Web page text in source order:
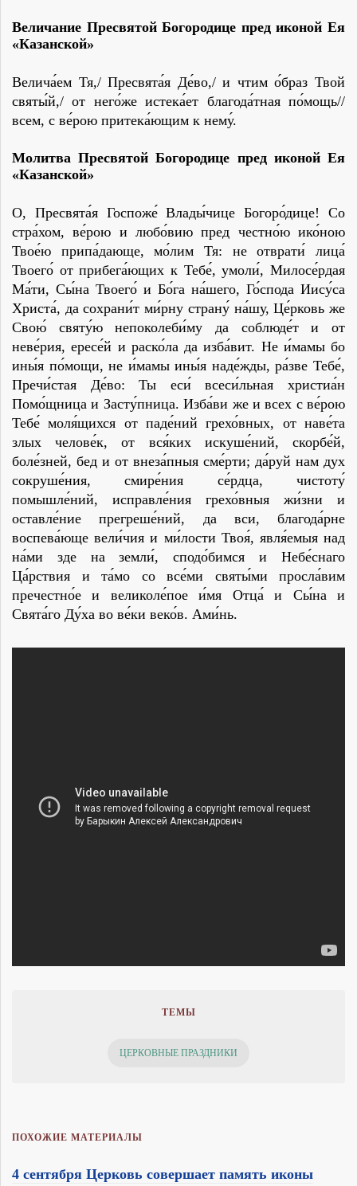
Величание Пресвятой Богородице пред иконой Ея
«Казанской»
Велича́ем Тя,/ Пресвята́я Де́во,/ и чтим о́браз Твой
святы́й,/ от него́же истека́ет благода́тная по́мощь//
всем, с ве́рою притека́ющим к нему́.
Молитва Пресвятой Богородице пред иконой Ея
«Казанской»
О, Пресвята́я Госпоже́ Влады́чице Богоро́дице! Со
стра́хом, ве́рою и любо́вию пред честно́ю ико́ною
Твое́ю припа́дающе, мо́лим Тя: не отврати́ лица́
Твоего́ от прибега́ющих к Тебе́, умоли́, Милосе́рдая
Ма́ти, Сы́на Твоего́ и Бо́га на́шего, Го́спода Иису́са
Христа́, да сохрани́т ми́рну страну́ на́шу, Це́рковь же
Свою́ святу́ю непоколеби́му да соблюде́т и от
неве́рия, ересе́й и раско́ла да изба́вит. Не и́мамы бо
ины́я по́мощи, не и́мамы ины́я наде́жды, ра́зве Тебе́,
Пречи́стая Де́во: Ты еси́ всеси́льная христиа́н
Помо́щница и Засту́пница. Изба́ви же и всех с ве́рою
Тебе́ моля́щихся от паде́ний грехо́вных, от наве́та
злых челове́к, от вся́ких искуше́ний, скорбе́й,
боле́зней, бед и от внеза́пныя сме́рти; да́руй нам дух
сокруше́ния, смире́ния се́рдца, чистоту́
помышле́ний, исправле́ния грехо́вныя жи́зни и
оставле́ние прегреше́ний, да вси, благода́рне
воспева́юще вели́чия и ми́лости Твоя́, явля́емыя над
на́ми зде на земли́, сподо́бимся и Небе́снаго
Ца́рствия и та́мо со все́ми святы́ми просла́вим
пречестно́е и великоле́пое и́мя Отца́ и Сы́на и
Свята́го Ду́ха во ве́ки веко́в. Ами́нь.
ТЕМЫ
ЦЕРКОВНЫЕ ПРАЗДНИКИ
ПОХОЖИЕ МАТЕРИАЛЫ
4 сентября Церковь совершает память иконы